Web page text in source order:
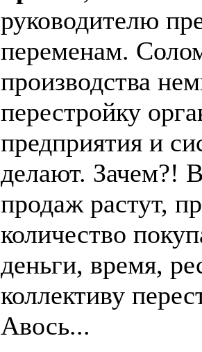
руководителю
переменам.
производства
перестройку
предприятия и
делают. Зачем?!
продаж растут,
количество
деньги, время,
коллективу
Авось...